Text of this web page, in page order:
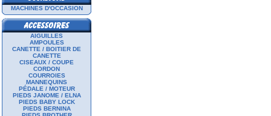
MACHINES D'OCCASION
AIGUILLES
AMPOULES
CANETTE / BOITIER DE
CANETTE
CISEAUX / COUPE
CORDON
COURROIES
MANNEQUINS
PÉDALE / MOTEUR
PIEDS JANOME / ELNA
PIEDS BABY LOCK
PIEDS BERNINA